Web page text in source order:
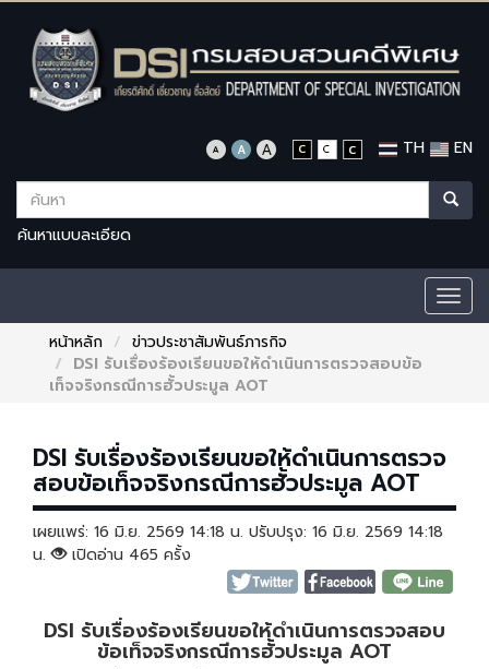
TH EN
ค้นหาแบบละเอียด
หน้าหลัก
ข่าวประชาสัมพันธ์ภารกิจ
DSI รับเรื่องร้องเรียนขอให้ดำเนินการตรวจสอบข้อ
เท็จจริงกรณีการฮั้วประมูล AOT
DSI รับเรื่องร้องเรียนขอให้ดำเนินการตรวจ
สอบข้อเท็จจริงกรณีการฮั้วประมูล AOT
เผยแพร่: 16 มิ.ย. 2569 14:18 น. ปรับปรุง: 16 มิ.ย. 2569 14:18
น.
เปิดอ่าน 465 ครั้ง
DSI รับเรื่องร้องเรียนขอให้ดำเนินการตรวจสอบ
ข้อเท็จจริงกรณีการฮั้วประมูล AOT